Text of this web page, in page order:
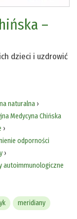
–
dzieci i uzdrowić
naturalna›
Medycyna Chińska
›
odporności
›
autoimmunologiczne
meridiany